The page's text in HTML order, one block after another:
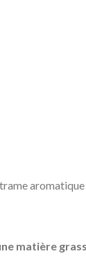
aromatique
matière